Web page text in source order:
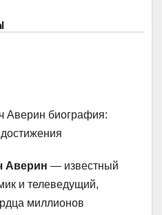
Аверин — известный
и телеведущий,
миллионов